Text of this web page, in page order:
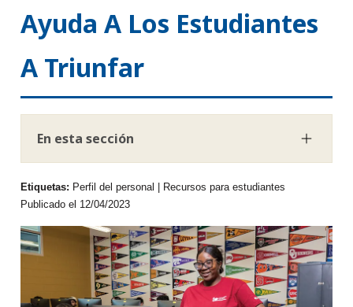
Ayuda A Los Estudiantes
A Triunfar
En esta sección
Etiquetas: Perfil del personal | Recursos para estudiantes
Publicado el 12/04/2023